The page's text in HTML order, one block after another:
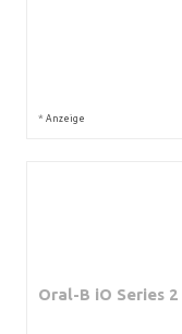
* Anzeige
Oral-B iO Series